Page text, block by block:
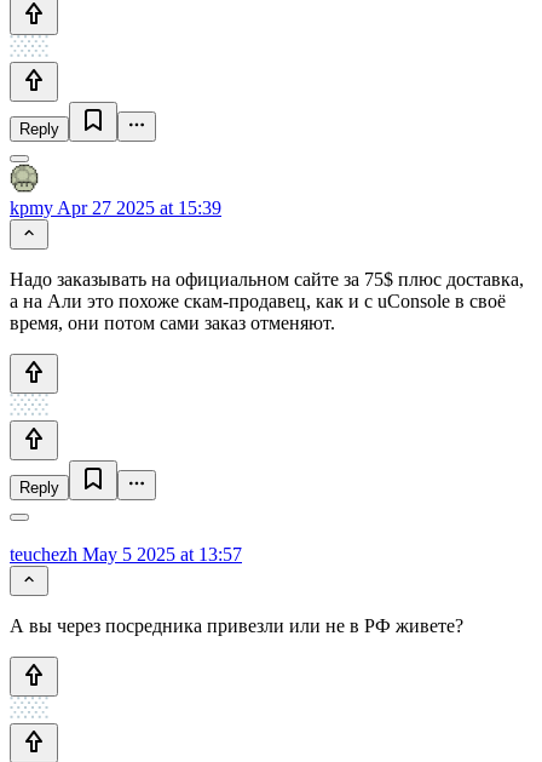
Reply
kpmy Apr 27 2025 at 15:39
Надо заказывать на официальном сайте за 75$ плюс доставка,
а на Али это похоже скам-продавец, как и с uConsole в своё
время, они потом сами заказ отменяют.
Reply
teuchezh May 5 2025 at 13:57
А вы через посредника привезли или не в РФ живете?